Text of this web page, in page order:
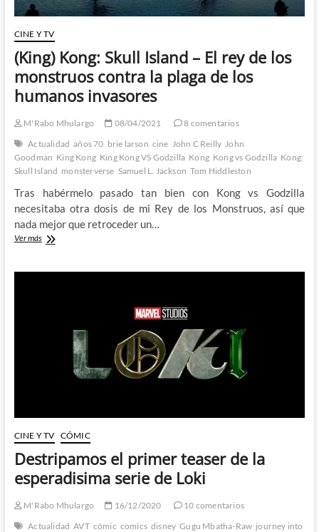
CINE Y TV
(King) Kong: Skull Island – El rey de los
monstruos contra la plaga de los
humanos invasores
M'Rabo Mhulargo 08/04/2021
8 comentarios
Actualidad años 70 brie larson cine John C Reilly John
Goodman King Kong King Kong VS Godzilla Kong Kong vs Godzilla Kong:
Skull Island monsterverse Samuel L. Jackson Tom Hiddleston
Tras habérmelo pasado tan bien con Kong vs Godzilla
necesitaba otra dosis de mi Rey de los Monstruos, así que
nada mejor que retroceder un…
Ver más(King)
monstruos
los
humanos
invasores
CINE Y TV CÓMIC
Destripamos el primer teaser de la
esperadisima serie de Loki
M'Rabo Mhulargo 16/12/2020
10 comentarios
Actualidad AVT cómic comics disney Gugu Mbatha-Raw journey into